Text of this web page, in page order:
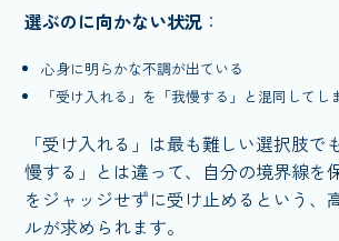
選ぶのに向かない状況 ：
心身に明らかな不調が出ている
「受け入れる」を「我慢する」と混同してし
「受け入れる」は最も難しい選択肢で
慢する」とは違って、自分の境界線を
をジャッジせずに受け止めるという、
ルが求められます。